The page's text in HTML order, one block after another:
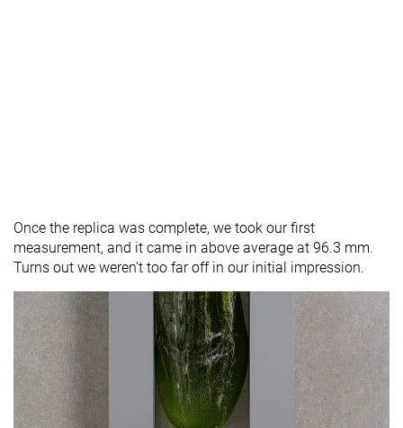
Once the replica was complete, we took our first
measurement, and it came in above average at 96.3 mm.
Turns out we weren’t too far off in our initial impression.